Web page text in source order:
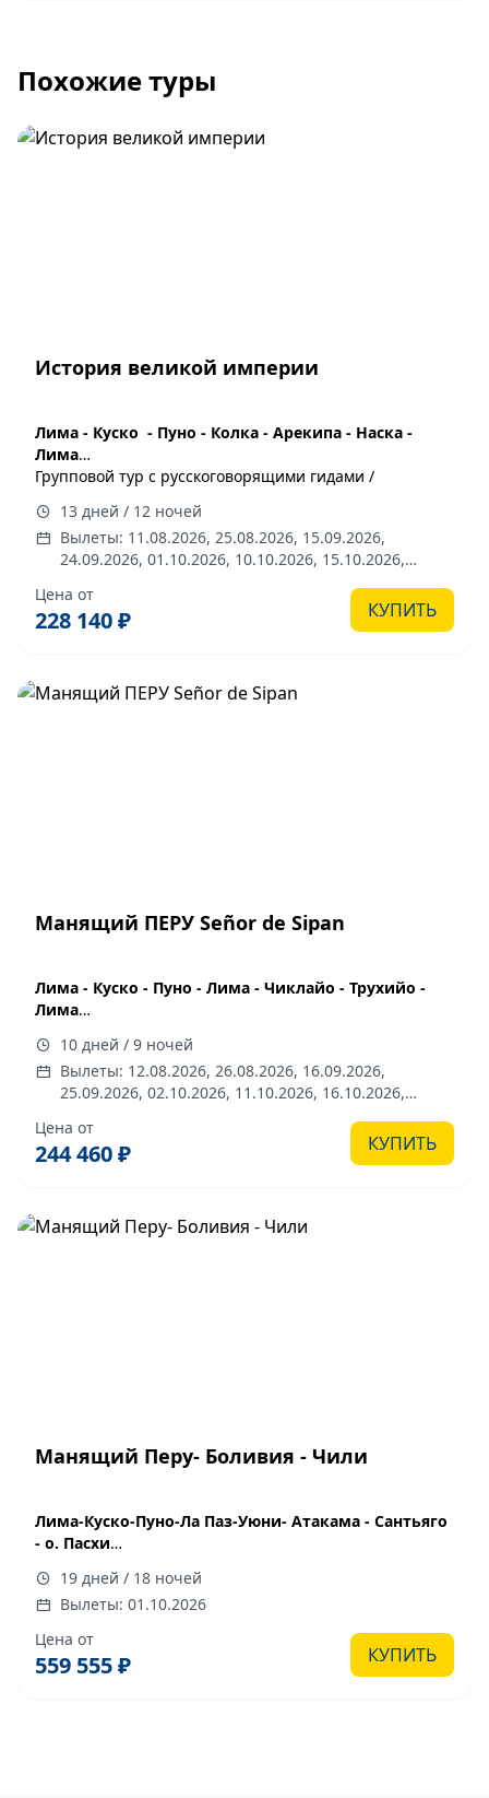
Похожие туры
История великой империи
Лима - Куско - Пуно - Колка - Арекипа - Наска -
Лима
Групповой тур с русскоговорящими гидами /
13 дней /12 ночей
даты заезда 2026 г:01.08, 11.08, 25.08, 15.09, 24.09,
01.10, 10.10, 15.10, 20.10, 27.10, 03.11, 17.11, 24.11,
02.12, 09.12, 24.12, 29.12
13 дней / 12 ночей
Вылеты: 11.08.2026, 25.08.2026, 15.09.2026,
24.09.2026, 01.10.2026, 10.10.2026, 15.10.2026,
24.11.2026, 02.12.2026, 09.12.2026, 24.12.2026,
29.12.2026
Цена от
228 140 ₽ КУПИТЬ
Манящий ПЕРУ Señor de Sipan
Лима - Куско - Пуно - Лима - Чиклайо - Трухийо -
Лима
Даты тура 2026 год:02.08, 12.08, 26.08, 16.09, 25.09,
02.10, 11.10, 16.10, 21.10, 28.10, 4.11, 18.11, 25.11, 03.12,
10.12, 25.12, 30.12
10 дней / 9 ночей
Вылеты: 12.08.2026, 26.08.2026, 16.09.2026,
25.09.2026, 02.10.2026, 11.10.2026, 16.10.2026,
25.11.2026, 03.12.2026, 10.12.2026, 25.12.2026,
30.12.2026
Цена от
244 460 ₽ КУПИТЬ
Манящий Перу- Боливия - Чили
Лима-Куско-Пуно-Ла Паз-Уюни- Атакама - Сантьяго
- о. Пасхи
ночей
групповой тур с русским гидом
19 дней / 18 ночей
Вылеты: 01.10.2026
Цена от
559 555 ₽ КУПИТЬ